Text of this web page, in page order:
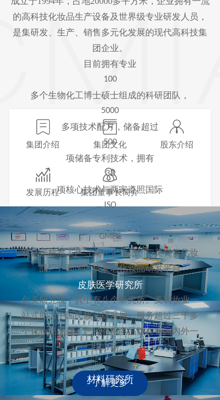
的高科技化妆品生产设备及世界级专业研发人员，
是集研发、生产、销售多元化发展的现代高科技集
团企业。
目前拥有专业
100
多个生物化工博士硕士组成的科研团队，
5000
多项技术配方，储备超过
500
项储备专利技术，拥有
32
项核心技术与两家遵照国际
ISO
、
GMPC
双认证标准工厂（美利化妆品厂与美资贺化妆
品厂）和国内抗衰老化妆品研发平台
---
创美研究院，其中有八个研究所。美利妆业一
站式助力中国民族品牌发展，服务超过三千多
个化妆品品牌，已经有很多品牌占有国内外一
线市场。
- 了解更多 -
集团介绍 集团文化 股东介绍
发展历程 集团董事长简介
皮肤医学研究所
材料研究所